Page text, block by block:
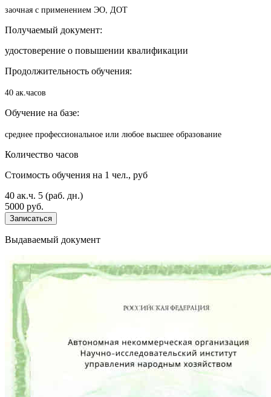
заочная с применением ЭО, ДОТ
Получаемый документ:
удостоверение о повышении квалификации
Продолжительность обучения:
40 ак.часов
Обучение на базе:
среднее профессиональное или любое высшее образование
Количество часов
Стоимость обучения на 1 чел., руб
40 ак.ч. 5 (раб. дн.)
5000 руб.
Записаться
Выдаваемый документ